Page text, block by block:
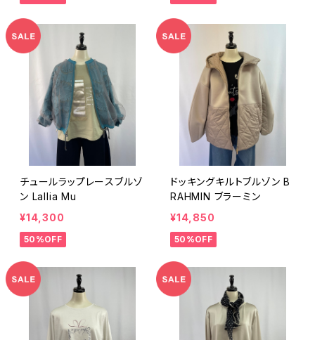
チュールラップレースブルゾ
ン Lallia Mu
¥14,300
50%OFF
ドッキングキルトブルゾン B
RAHMIN ブラーミン
¥14,850
50%OFF